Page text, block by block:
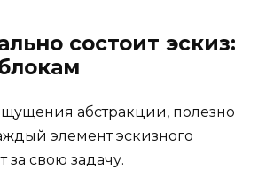
состоит эскиз:
абстракции, полезно
элемент эскизного
за свою задачу.